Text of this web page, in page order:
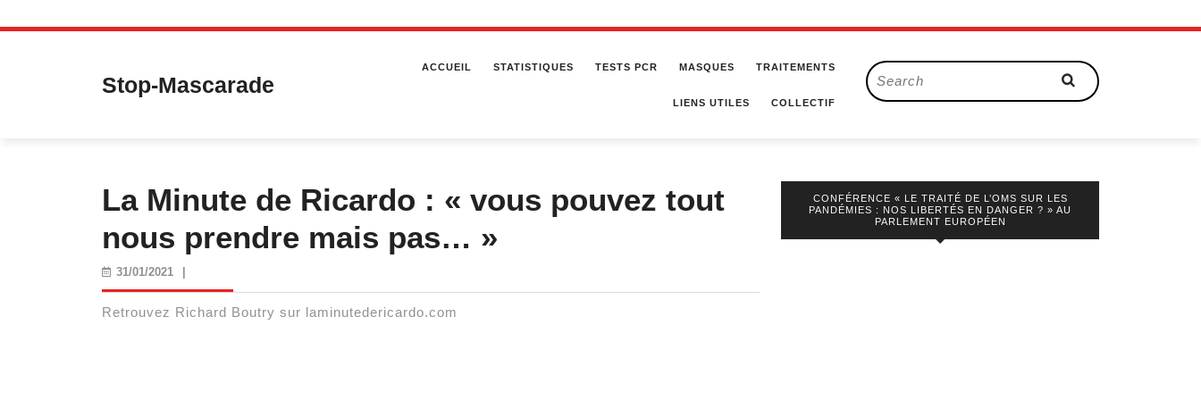
Skip
Stop-Mascarade
ACCUEIL STATISTIQUES TESTS PCR MASQUES TRAITEMENTS
LIENS UTILES COLLECTIF
Search
for:
La Minute de Ricardo : « vous pouvez tout
nous prendre mais pas… »
31/01/202131/01/2021
Retrouvez Richard Boutry sur laminutedericardo.com
CONFÉRENCE « LE TRAITÉ DE L’OMS SUR LES
PANDÉMIES : NOS LIBERTÉS EN DANGER ? » AU
PARLEMENT EUROPÉEN